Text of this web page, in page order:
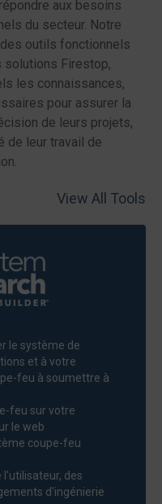
aux besoins
du secteur. Notre
outils fonctionnels
Firestop,
les connaissances,
pour assurer la
de leurs projets,
de leur travail de
View All Tools
le système de
et à votre
feu à soumettre à
feu sur votre
le web
coupe-feu
des
d'ingénierie